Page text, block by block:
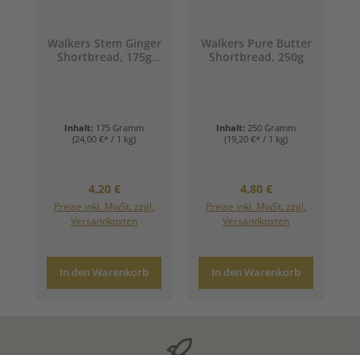
Walkers Stem Ginger
Shortbread, 175g
Inhalt: 175 Gramm
(24,00 €* / 1 kg)
Regulärer Preis:
4,20 €
Preise inkl. MwSt. zzgl.
Versandkosten
In den Warenkorb
Walkers Pure Butter
Shortbread, 250g
Inhalt: 250 Gramm
(19,20 €* / 1 kg)
Regulärer Preis:
4,80 €
Preise inkl. MwSt. zzgl.
Versandkosten
In den Warenkorb